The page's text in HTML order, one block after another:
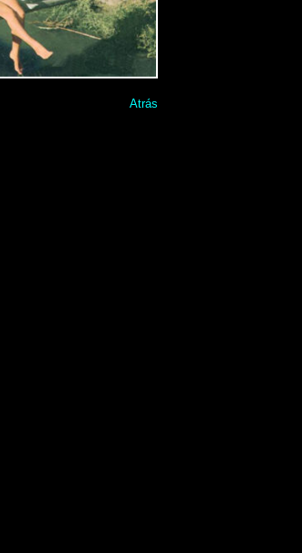
Atrás